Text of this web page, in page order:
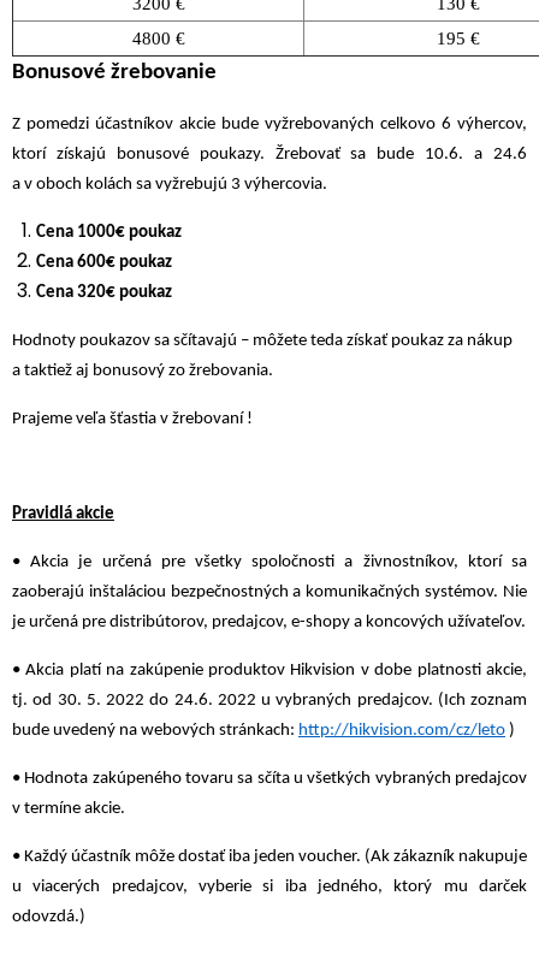
3200 €
130 €
4800 €
195 €
Bonusové žrebovanie
Z pomedzi účastníkov akcie bude vyžrebovaných celkovo 6 výhercov,
ktorí získajú bonusové poukazy. Žrebovať sa bude 10.6. a 24.6
a v oboch kolách sa vyžrebujú 3 výhercovia.
Cena 1000€ poukaz
Cena 600€ poukaz
Cena 320€ poukaz
Hodnoty poukazov sa sčítavajú – môžete teda získať poukaz za nákup
a taktiež aj bonusový zo žrebovania.
Prajeme veľa šťastia v žrebovaní !
Pravidlá akcie
• Akcia je určená pre všetky spoločnosti a živnostníkov, ktorí sa
zaoberajú inštaláciou bezpečnostných a komunikačných systémov. Nie
je určená pre distribútorov, predajcov, e-shopy a koncových užívateľov.
• Akcia platí na zakúpenie produktov Hikvision v dobe platnosti akcie,
tj. od 30. 5. 2022 do 24.6. 2022 u vybraných predajcov. (Ich zoznam
bude uvedený na webových stránkach: http://hikvision.com/cz/leto )
• Hodnota zakúpeného tovaru sa sčíta u všetkých vybraných predajcov
v termíne akcie.
• Každý účastník môže dostať iba jeden voucher. (Ak zákazník nakupuje
u viacerých predajcov, vyberie si iba jedného, ​​ktorý mu darček
odovzdá.)